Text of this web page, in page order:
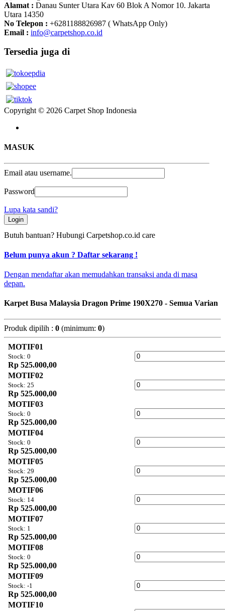
Alamat : Danau Sunter Utara Kav 60 Blok A Nomor 10. Jakarta
Utara 14350
No Telepon : +6281188826987 ( WhatsApp Only)
Email : info@carpetshop.co.id
Tersedia juga di
Copyright © 2026 Carpet Shop Indonesia
MASUK
Email atau username.
Password
Lupa kata sandi?
Login
Butuh bantuan? Hubungi Carpetshop.co.id care
Belum punya akun ? Daftar sekarang !
Dengan mendaftar akan memudahkan transaksi anda di masa
depan.
Karpet Busa Malaysia Dragon Prime 190X270 - Semua Varian
Produk dipilih : 0 (minimum: 0)
MOTIF01
Stock: 0
Rp 525.000,00
MOTIF02
Stock: 25
Rp 525.000,00
MOTIF03
Stock: 0
Rp 525.000,00
MOTIF04
Stock: 0
Rp 525.000,00
MOTIF05
Stock: 29
Rp 525.000,00
MOTIF06
Stock: 14
Rp 525.000,00
MOTIF07
Stock: 1
Rp 525.000,00
MOTIF08
Stock: 0
Rp 525.000,00
MOTIF09
Stock: -1
Rp 525.000,00
MOTIF10